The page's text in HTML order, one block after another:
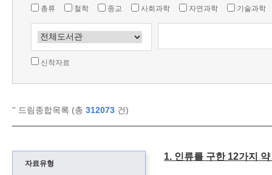
총류 철학 종교 사회과학 자연과학 기술과학
신착자료
'' 드림종합목록 (총 312073 건)
자료유형
1. 인류를 구한 12가지